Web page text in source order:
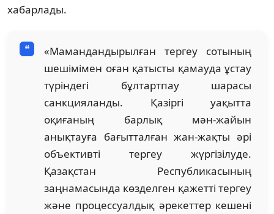
хабарлады.
«Мамандандырылған тергеу сотының
шешімімен оған қатысты қамауда ұстау
түріндегі бұлтартпау шарасы
санкцияланды. Қазіргі уақытта
оқиғаның барлық мән-жайын
анықтауға бағытталған жан-жақты әрі
объективті тергеу жүргізілуде.
Қазақстан Республикасының
заңнамасында көзделген қажетті тергеу
және процессуалдық әрекеттер кешені